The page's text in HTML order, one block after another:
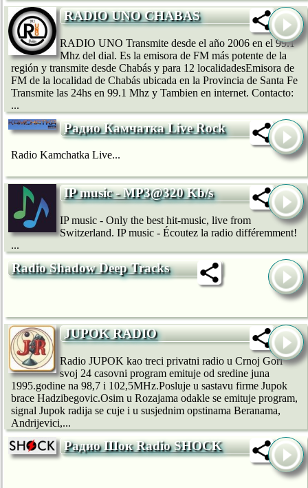
RADIO UNO CHABAS
RADIO UNO Transmite desde el año 2006 en el 99.1
Mhz del dial. Es la emisora de FM más potente de la
región y transmite desde Chabás y para 12 localidadesEmisora de
FM de la localidad de Chabás ubicada en la Provincia de Santa Fe
Transmite las 24hs en 99.1 Mhz y Tambien en internet. Contacto:
...
Радио Камчатка Live Rock
Radio Kamchatka Live...
IP music - MP3@320 Kb/s
IP music - Only the best hit-music, live from
Switzerland. IP music - Écoutez la radio différemment!
...
Radio Shadow Deep Tracks
JUPOK RADIO
Radio JUPOK kao treci privatni radio u Crnoj Gori
svoj 24 casovni program emituje od sredine juna
1995.godine na 98,7 i 102,5MHz.Posluje u sastavu firme Jupok
brace Hadzibegovic.Osim u Rozajama odakle se emituje program,
signal Jupok radija se cuje i u susjednim opstinama Beranama,
Andrijevici,...
Радио Шок Radio SHOCK